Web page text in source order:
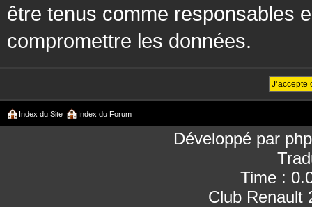
être tenus comme responsables
compromettre les données.
Index du Site Index du Forum
Développé par
Time :
Club Renault